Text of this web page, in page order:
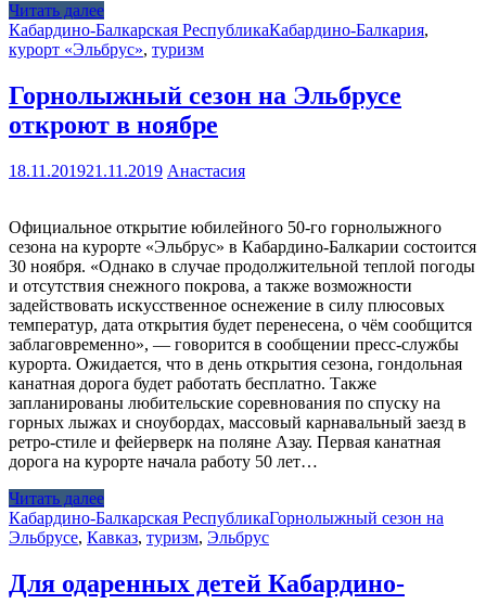
Читать далее
Кабардино-Балкарская РеспубликаКабардино-Балкария,
курорт «Эльбрус», туризм
Горнолыжный сезон на Эльбрусе
откроют в ноябре
18.11.201921.11.2019 Анастасия
Официальное открытие юбилейного 50-го горнолыжного
сезона на курорте «Эльбрус» в Кабардино-Балкарии состоится
30 ноября. «Однако в случае продолжительной теплой погоды
и отсутствия снежного покрова, а также возможности
задействовать искусственное оснежение в силу плюсовых
температур, дата открытия будет перенесена, о чём сообщится
заблаговременно», — говорится в сообщении пресс-службы
курорта. Ожидается, что в день открытия сезона, гондольная
канатная дорога будет работать бесплатно. Также
запланированы любительские соревнования по спуску на
горных лыжах и сноубордах, массовый карнавальный заезд в
ретро-стиле и фейерверк на поляне Азау. Первая канатная
дорога на курорте начала работу 50 лет…
Читать далее
Кабардино-Балкарская РеспубликаГорнолыжный сезон на
Эльбрусе, Кавказ, туризм, Эльбрус
Для одаренных детей Кабардино-